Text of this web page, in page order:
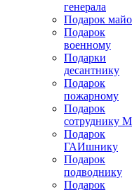
генерала
Подарок
Подарок
военному
Подарки
десантнику
Подарок
пожарному
Подарок
сотруднику
Подарок
ГАИшнику
Подарок
подводнику
Подарок